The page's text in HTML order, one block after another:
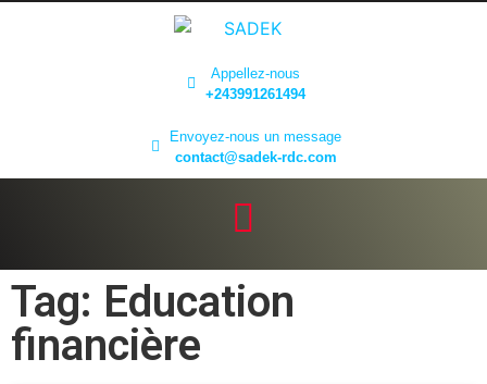
Appellez-nous
+243991261494
Envoyez-nous un message
contact@sadek-rdc.com
Tag: Education
financière